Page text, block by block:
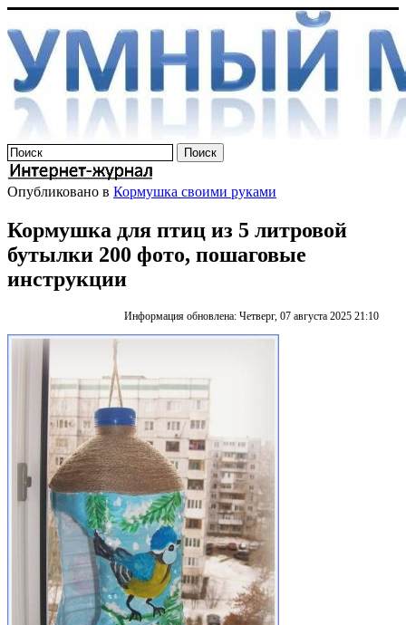
Опубликовано в Кормушка своими руками
Кормушка для птиц из 5 литровой
бутылки 200 фото, пошаговые
инструкции
Информация обновлена: Четверг, 07 августа 2025 21:10